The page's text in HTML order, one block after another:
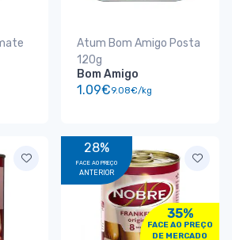
Atum Bom Amigo Posta
120g
Bom Amigo
1.09€9.08€/kg
28%
FACE AO PREÇO
ANTERIOR
35%
FACE AO PREÇO
DE MERCADO